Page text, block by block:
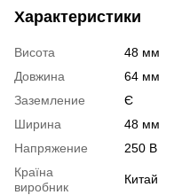
Характеристики
Висота
48 мм
Довжина
64 мм
Заземление
Є
Ширина
48 мм
Напряжение
250 В
Країна
виробник
Китай